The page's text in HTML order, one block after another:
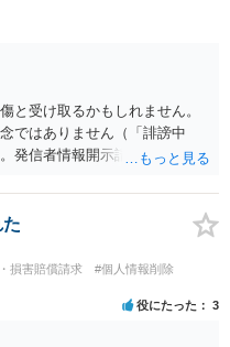
できなくなります。そのた
てしまうと困るようなケース
する必要があるケース等）で
の工夫をすることがあります
紛争情報を口外することそれ
止効果として口外禁止条項を
思われます（上記のとおり、
項とワンセットにすることで
と受け取るかもしれません。
ではありません（「誹謗中
発信者情報開示請求は権利侵
に書かれている投稿内容だけ
んが当然に権利侵害に該当す
認められない事案が多いと思
ければ正確な回答は難しいの
して見通しを聞いてみればよ
損害賠償請求
#個人情報削除
役にたった 3